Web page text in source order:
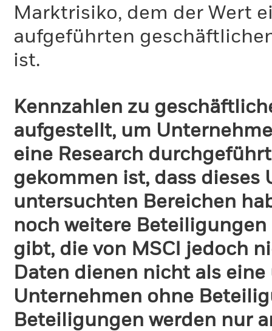
Marktrisiko, dem der Wert
aufgeführten
ist.
Kennzahlen zu
aufgestellt, um
eine Research
gekommen ist, dass
untersuchten Bereichen
noch weitere
gibt, die von MSCI jedoch
Daten dienen nicht als
Unternehmen ohne
Beteiligungen werden nur